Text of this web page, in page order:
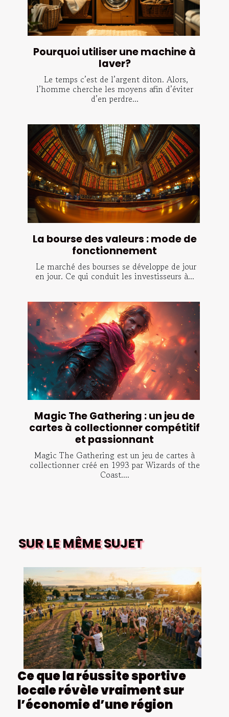
Pourquoi utiliser une machine à
laver?
Le temps c’est de l’argent diton. Alors,
l’homme cherche les moyens afin d’éviter
d’en perdre...
La bourse des valeurs : mode de
fonctionnement
Le marché des bourses se développe de jour
en jour. Ce qui conduit les investisseurs à...
Magic The Gathering : un jeu de
cartes à collectionner compétitif
et passionnant
Magic The Gathering est un jeu de cartes à
collectionner créé en 1993 par Wizards of the
Coast....
SUR LE MÊME SUJET
Ce que la réussite sportive
locale révèle vraiment sur
l’économie d’une région